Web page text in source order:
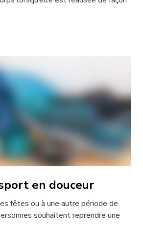
en douceur
fêtes ou à une autre période de
souhaitent reprendre une